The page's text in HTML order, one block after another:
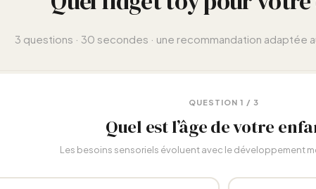
3 questions · 30 secondes · une recommandation adaptée
QUESTION 1 / 3
Quel est l’âge de votre
Les besoins sensoriels évoluent avec le développement